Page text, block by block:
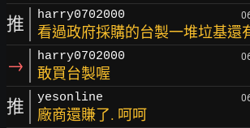
推 harry0702000
看過政府採購的台製一堆垃基還
→ harry0702000
敢買台製喔
推 yesonline
廠商還賺了. 呵呵